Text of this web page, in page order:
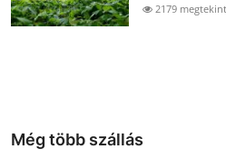
2179
Még több szállás